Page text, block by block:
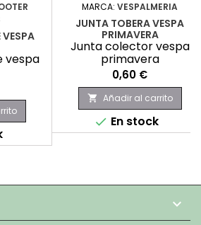
VESPA
vespa
MARCA: VESPALMERIA
JUNTA TOBERA VESPA
PRIMAVERA
Junta colector vespa
primavera
Precio
0,60 €
 Añadir al carrito
 En stock
